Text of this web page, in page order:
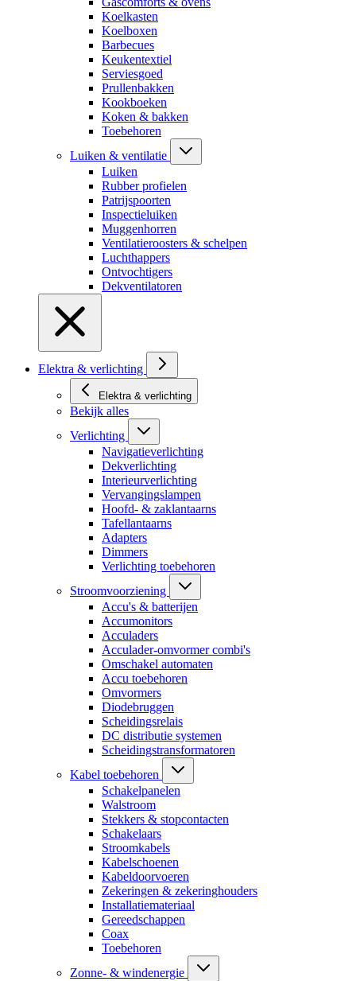
Koelkasten
Koelboxen
Barbecues
Keukentextiel
Serviesgoed
Prullenbakken
Kookboeken
Koken & bakken
Toebehoren
Luiken & ventilatie
Luiken
Rubber profielen
Patrijspoorten
Inspectieluiken
Muggenhorren
Ventilatieroosters & schelpen
Luchthappers
Ontvochtigers
Dekventilatoren
Elektra & verlichting
Elektra & verlichting
Bekijk alles
Verlichting
Navigatieverlichting
Dekverlichting
Interieurverlichting
Vervangingslampen
Hoofd- & zaklantaarns
Tafellantaarns
Adapters
Dimmers
Verlichting toebehoren
Stroomvoorziening
Accu's & batterijen
Accumonitors
Acculaders
Acculader-omvormer combi's
Omschakel automaten
Accu toebehoren
Omvormers
Diodebruggen
Scheidingsrelais
DC distributie systemen
Scheidingstransformatoren
Kabel toebehoren
Schakelpanelen
Walstroom
Stekkers & stopcontacten
Schakelaars
Stroomkabels
Kabelschoenen
Kabeldoorvoeren
Zekeringen & zekeringhouders
Installatiemateriaal
Gereedschappen
Coax
Toebehoren
Zonne- & windenergie